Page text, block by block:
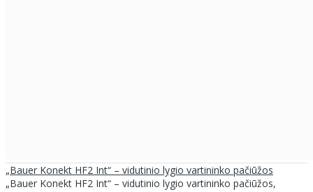
„Bauer Konekt HF2 Int“ – vidutinio lygio vartininko pačiūžos
„Bauer Konekt HF2 Int“ – vidutinio lygio vartininko pačiūžos,